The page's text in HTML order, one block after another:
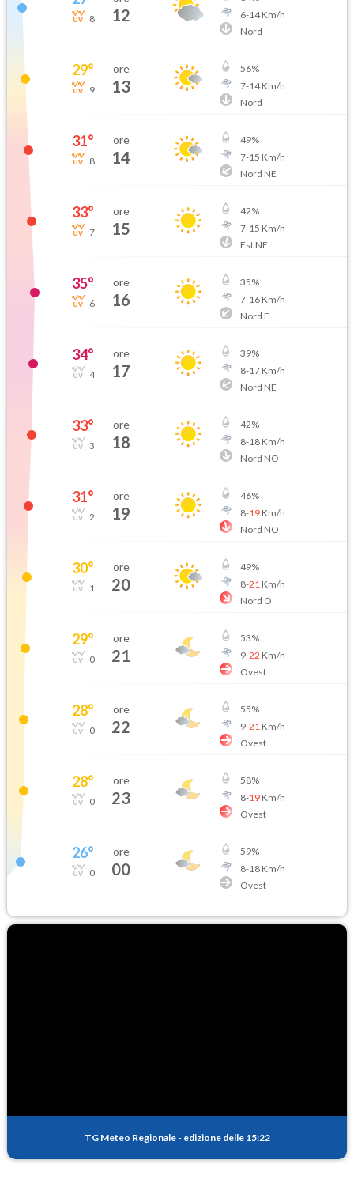
8 12
6-14Km/h
Nord
29°
9
ore
13
56%
7-14Km/h
Nord
31°
8
ore
14
49%
7-15 Km/h
Nord NE
33°
7
ore
15
42%
7-15 Km/h
Est NE
35°
6
ore
16
35%
7-16Km/h
Nord E
34°
4
ore
17
39%
8-17Km/h
Nord NE
33°
3
ore
18
42%
8-18Km/h
Nord NO
31°
2
ore
19
46%
8-19Km/h
Nord NO
30°
1
ore
20
49%
8-21 Km/h
Nord O
29°
0
ore
21
53%
9-22 Km/h
Ovest
28°
0
ore
22
55%
9-21 Km/h
Ovest
28°
0
ore
23
58%
8-19Km/h
Ovest
26°
0
ore
00
59%
8-18Km/h
Ovest
TG Meteo Regionale - edizione delle 15:22